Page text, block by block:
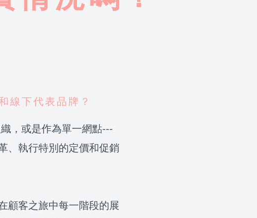
線下代表品牌？
，或是作為單一網點---
、執行特別的定價和促銷
顧客之旅中每一階段的展